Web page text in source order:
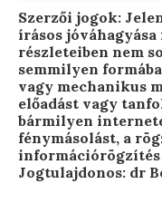
Szerzői jogok:
írásos jóváhagyása
részleteiben nem
semmilyen
vagy mechanikus
előadást vagy
bármilyen
fénymásolást, a
információrögzítés
Jogtulajdonos: dr